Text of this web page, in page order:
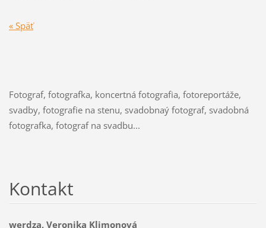
« Späť
Fotograf, fotografka, koncertná fotografia, fotoreportáže,
svadby, fotografie na stenu, svadobnaý fotograf, svadobná
fotografka, fotograf na svadbu...
Kontakt
werdza, Veronika Klimonová